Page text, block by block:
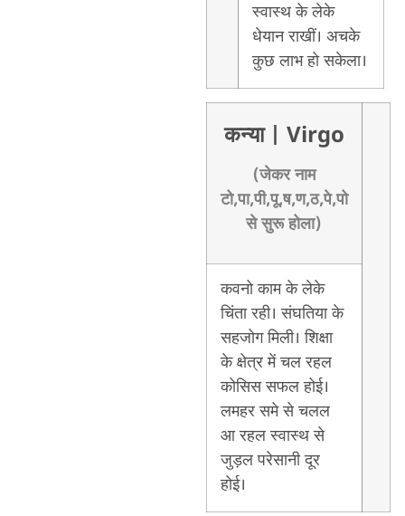
स्वास्थ के लेके
धेयान राखीं। अचके
कुछ लाभ हो सकेला।
कन्या | Virgo
(जेकर नाम
टो,पा,पी,पू,ष,ण,ठ,पे,पो
से सुरू होला)
कवनो काम के लेके
चिंता रही। संघतिया के
सहजोग मिली। शिक्षा
के क्षेत्र में चल रहल
कोसिस सफल होई।
लमहर समे से चलल
आ रहल स्वास्थ से
जुड़ल परेसानी दूर
होई।